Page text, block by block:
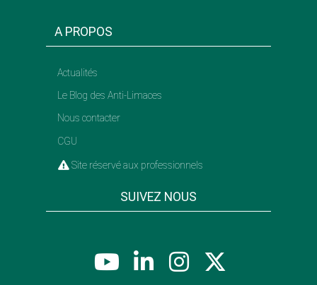
A PROPOS
Actualités
Le Blog des Anti-Limaces
Nous contacter
CGU
Site réservé aux professionnels
SUIVEZ NOUS